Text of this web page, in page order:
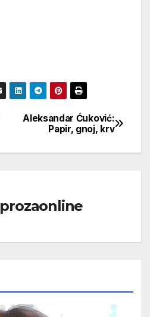
Aleksandar Ćuković:
Papir, gnoj, krv
prozaonline